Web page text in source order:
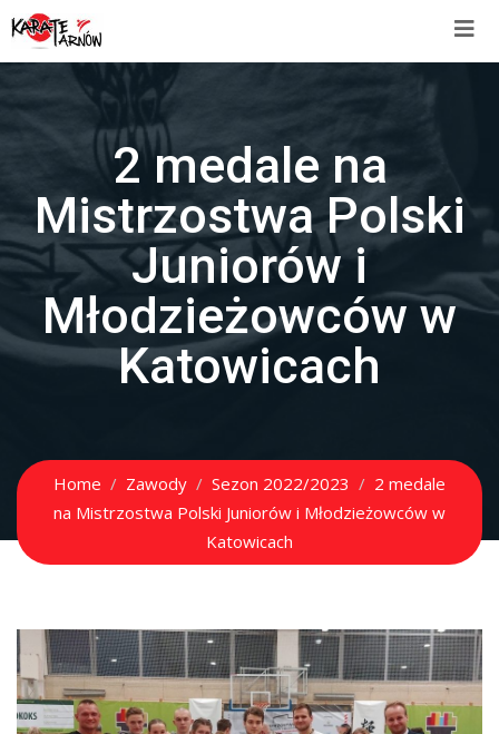
2 medale na
Mistrzostwa Polski
Juniorów i
Młodzieżowców w
Katowicach
Home Zawody Sezon 2022/2023
2 medale
na Mistrzostwa Polski Juniorów i Młodzieżowców w
Katowicach